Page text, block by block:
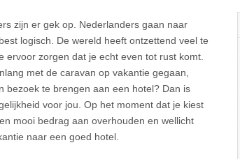
hoe
doe
dit?
zijn er gek op. Nederlanders gaan naar
logisch. De wereld heeft ontzettend veel te
zorgen dat je echt even tot rust komt.
met de caravan op vakantie gegaan,
bezoek te brengen aan een hotel? Dan is
voor jou. Op het moment dat je kiest
mooi bedrag aan overhouden en wellicht
naar een goed hotel.